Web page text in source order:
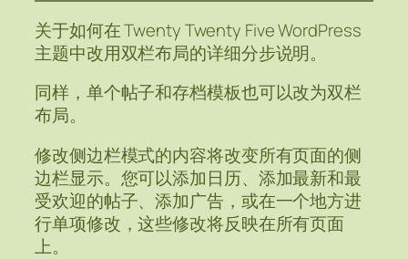
关于如何在 Twenty Twenty Five WordPress
主题中改用双栏布局的详细分步说明。
同样，单个帖子和存档模板也可以改为双栏
布局。
修改侧边栏模式的内容将改变所有页面的侧
边栏显示。您可以添加日历、添加最新和最
受欢迎的帖子、添加广告，或在一个地方进
行单项修改，这些修改将反映在所有页面
上。